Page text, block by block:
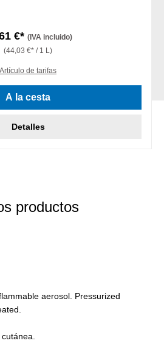
€* (IVA incluido)
(44,03 €* / 1 L)
Artículo de tarifas
A la cesta
Detalles
productos
aerosol. Pressurized